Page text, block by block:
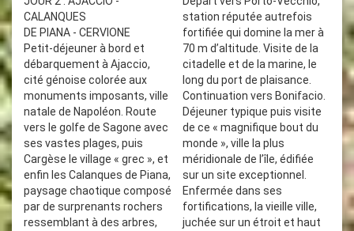
CALANQUES
DE PIANA - CERVIONE
Petit-déjeuner à bord et
débarquement à Ajaccio,
cité génoise colorée aux
monuments imposants, ville
natale de Napoléon. Route
vers le golfe de Sagone avec
ses vastes plages, puis
Cargèse le village « grec », et
enfin les Calanques de Piana,
paysage chaotique composé
par de surprenants rochers
ressemblant à des arbres,
station réputée autrefois
fortifiée qui domine la mer à
70 m d’altitude. Visite de la
citadelle et de la marine, le
long du port de plaisance.
Continuation vers Bonifacio.
Déjeuner typique puis visite
de ce « magnifique bout du
monde », ville la plus
méridionale de l’île, édifiée
sur un site exceptionnel.
Enfermée dans ses
fortifications, la vieille ville,
juchée sur un étroit et haut